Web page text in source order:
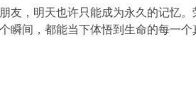
，明天也许只能成为永久的记忆。
瞬间，都能当下体悟到生命的每一